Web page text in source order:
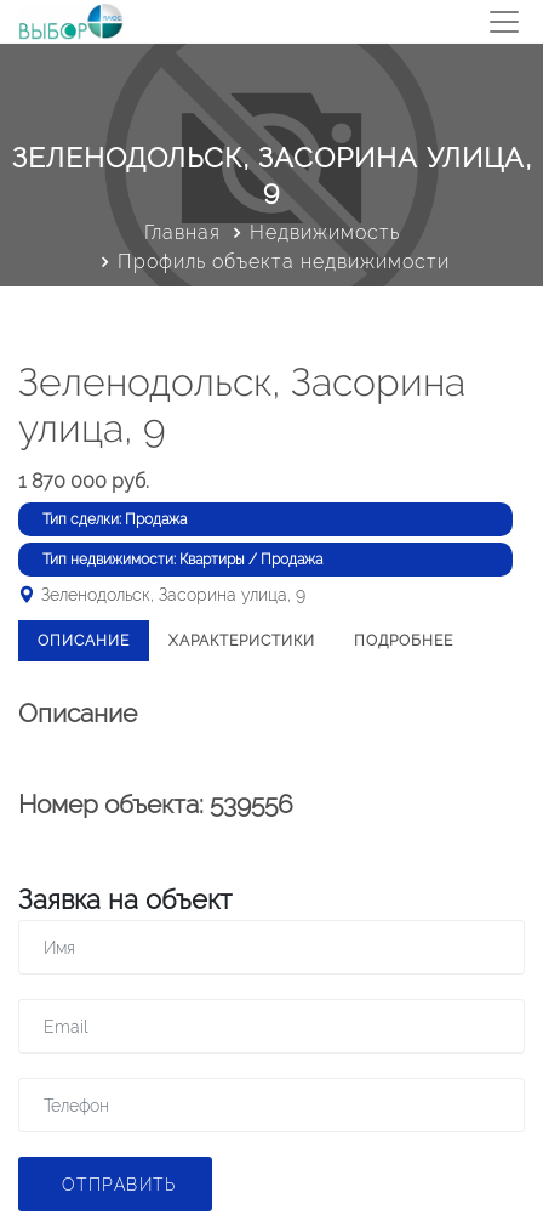
ЗЕЛЕНОДОЛЬСК, ЗАСОРИНА УЛИЦА,
9
Главная
Недвижимость
Профиль объекта недвижимости
Зеленодольск, Засорина
улица, 9
1 870 000 руб.
Тип сделки: Продажа
Тип недвижимости: Квартиры / Продажа
Зеленодольск, Засорина улица, 9
ОПИСАНИЕ ХАРАКТЕРИСТИКИ ПОДРОБНЕЕ
Описание
Номер объекта: 539556
Заявка на объект
ОТПРАВИТЬ